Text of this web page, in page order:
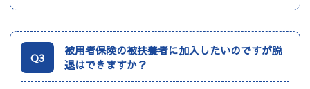
Q3
被用者保険の被扶養者に加入したいのですが脱
退はできますか？